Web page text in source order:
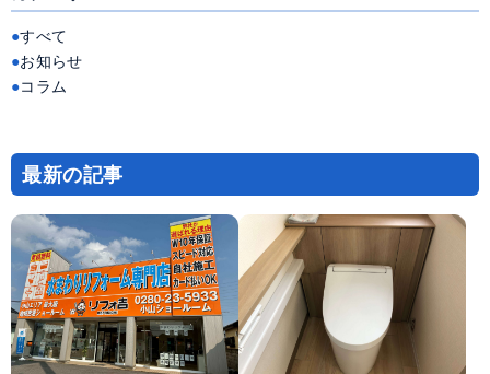
ゲ
ー
シ
ョ
ン
すべて
お知らせ
コラム
最新の記事